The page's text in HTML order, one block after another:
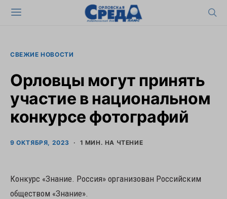
СВЕЖИЕ НОВОСТИ
Орловцы могут принять
участие в национальном
конкурсе фотографий
9 ОКТЯБРЯ, 2023 1 МИН. НА ЧТЕНИЕ
Конкурс «Знание. Россия» организован Российским
обществом «Знание».